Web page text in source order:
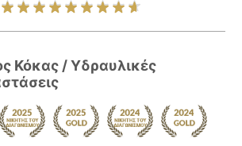
Κόκας / Υδραυλικές